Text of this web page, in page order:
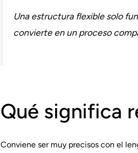
Una estructura flexible solo
convierte en un proceso
Qué significa
Conviene ser muy precisos con el